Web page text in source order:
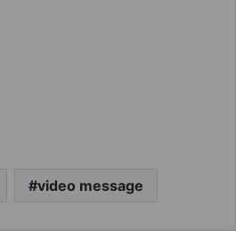
video message